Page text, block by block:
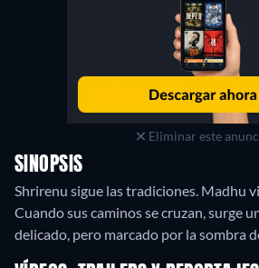
Eliminar este
SINOPSIS
Shrirenu sigue las tradiciones. Madhu
Cuando sus caminos se cruzan, surge
delicado, pero marcado por la sombra